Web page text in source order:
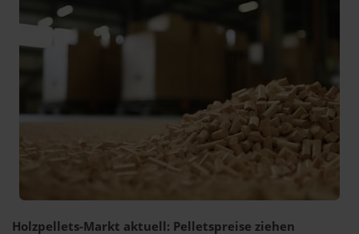
Holzpellets-Markt aktuell: Pelletspreise ziehen